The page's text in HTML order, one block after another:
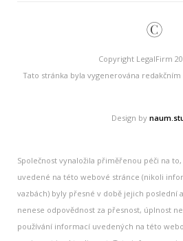
©
Copyright LegalFirm
Tato stránka byla vygenerována
Design by
Společnost vynaložila přiměřenou péči na
uvedené na této webové stránce (nikoli
vazbách) byly přesné v době jejich poslední
nenese odpovědnost za přesnost, úplnost
používání informací uvedených na této